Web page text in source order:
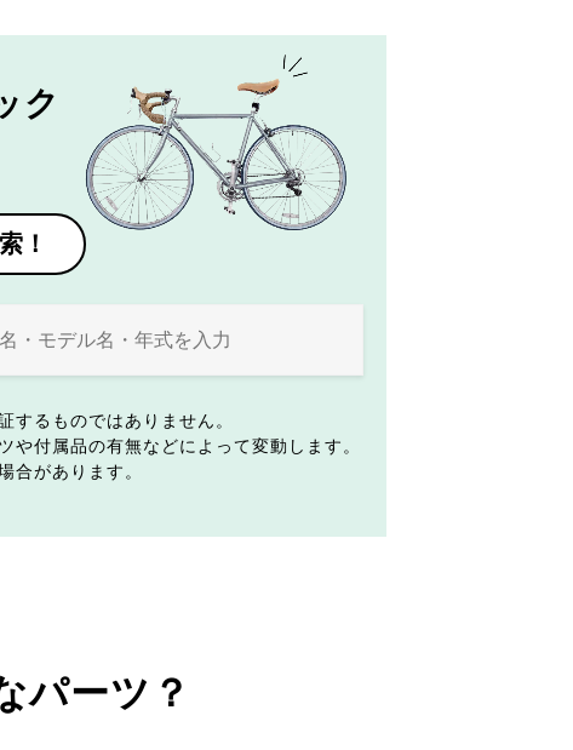
ク
！
するものではありません。
付属品の有無などによって変動します。
合があります。
パーツ？